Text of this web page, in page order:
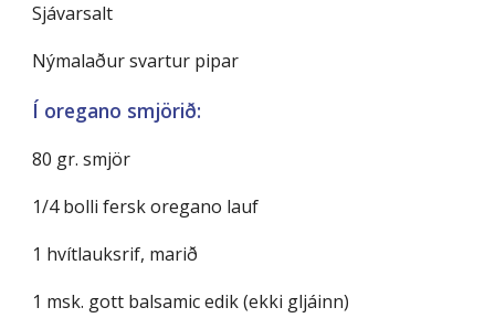
Sjávarsalt
Nýmalaður svartur pipar
Í oregano smjörið:
80 gr. smjör
1/4 bolli fersk oregano lauf
1 hvítlauksrif, marið
1 msk. gott balsamic edik (ekki gljáinn)